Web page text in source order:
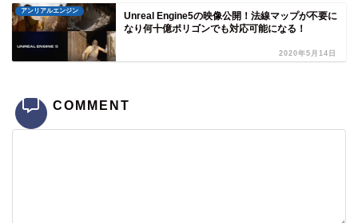
アンリアルエンジン
Unreal Engine5の映像公開！法線マップが不要に
なり何十億ポリゴンでも対応可能になる！
2020年5月14日
COMMENT